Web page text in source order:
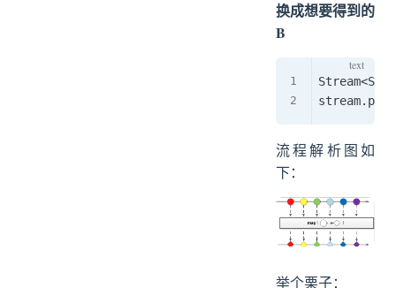
换成想要得到的
B
流程解析图如
下：
举个栗子：